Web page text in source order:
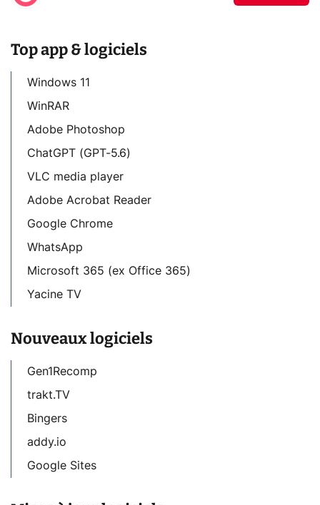
Top app & logiciels
Windows 11
WinRAR
Adobe Photoshop
ChatGPT (GPT-5.6)
VLC media player
Adobe Acrobat Reader
Google Chrome
WhatsApp
Microsoft 365 (ex Office 365)
Yacine TV
Nouveaux logiciels
Gen1Recomp
trakt.TV
Bingers
addy.io
Google Sites